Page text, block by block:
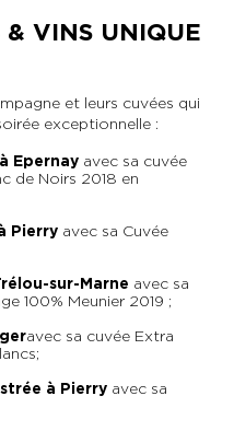
& VINS UNIQUE
et leurs cuvées qui
exceptionnelle :
Epernay avec sa cuvée
de Noirs 2018 en
Pierry avec sa Cuvée
sur-Marne avec sa
100% Meunier 2019 ;
avec sa cuvée Extra
;
à Pierry avec sa